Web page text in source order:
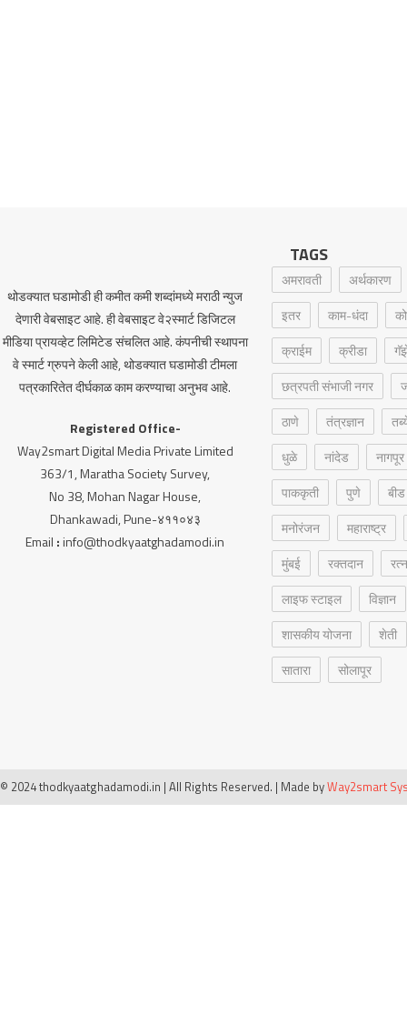
थोडक्यात घडामोडी ही कमीत कमी शब्दांमध्ये मराठी न्युज
देणारी वेबसाइट आहे. ही वेबसाइट वे२स्मार्ट डिजिटल
मीडिया प्रायव्हेट लिमिटेड संचलित आहे. कंपनीची स्थापना
वे स्मार्ट ग्रुपने केली आहे, थोडक्यात घडामोडी टीमला
पत्रकारितेत दीर्घकाळ काम करण्याचा अनुभव आहे.
Registered Office-
Way2smart Digital Media Private Limited
363/1, Maratha Society Survey,
No 38, Mohan Nagar House,
Dhankawadi, Pune-४११०४३
Email :info@thodkyaatghadamodi.in
TAGS
अमरावती
अर्थकारण
इतर
काम-धंदा
क्राईम
क्रीडा
छत्रपती संभाजी नगर
ठाणे
तंत्रज्ञान
धुळे
नांदेड
नागपूर
पाककृती
पुणे
बीड
मनोरंजन
महाराष्ट्र
मुंबई
रक्‍तदान
लाइफ स्टाइल
विज्ञान
शासकीय योजना
शेती
सातारा
सोलापूर
© 2024 thodkyaatghadamodi.in | All Rights Reserved. | Made byWay2smart